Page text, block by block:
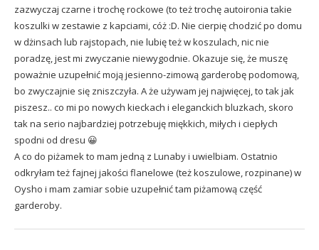
zazwyczaj czarne i trochę rockowe (to też trochę autoironia takie
koszulki w zestawie z kapciami, cóż :D. Nie cierpię chodzić po domu
w dżinsach lub rajstopach, nie lubię też w koszulach, nic nie
poradzę, jest mi zwyczanie niewygodnie. Okazuje się, że muszę
poważnie uzupełnić moją jesienno-zimową garderobę podomową,
bo zwyczajnie się zniszczyła. A że używam jej najwięcej, to tak jak
piszesz.. co mi po nowych kieckach i eleganckich bluzkach, skoro
tak na serio najbardziej potrzebuję miękkich, miłych i ciepłych
spodni od dresu 😀
A co do piżamek to mam jedną z Lunaby i uwielbiam. Ostatnio
odkryłam też fajnej jakości flanelowe (też koszulowe, rozpinane) w
Oysho i mam zamiar sobie uzupełnić tam piżamową część
garderoby.